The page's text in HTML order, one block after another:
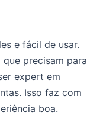
e fácil de usar.
precisam para
expert em
Isso faz com
boa.